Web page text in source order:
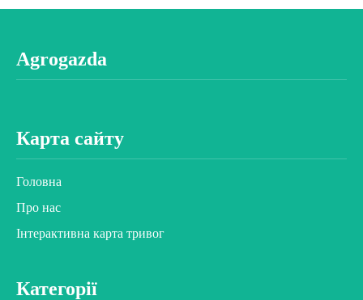
Agrogazda
Карта сайту
Головна
Про нас
Інтерактивна карта тривог
Категорії